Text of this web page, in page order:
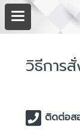
วิธีการ
ติดต่อส